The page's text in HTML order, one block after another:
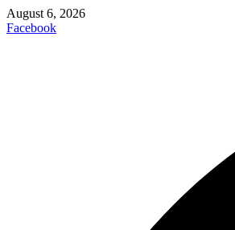
August 6, 2026
Facebook